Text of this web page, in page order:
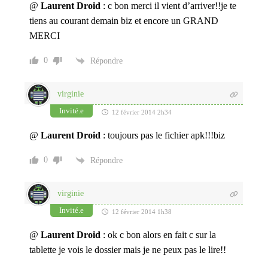
@ Laurent Droid : c bon merci il vient d’arriver!!je te
tiens au courant demain biz et encore un GRAND
MERCI
0 Répondre
virginie
Invité.e
12 février 2014 2h34
@ Laurent Droid : toujours pas le fichier apk!!!biz
0 Répondre
virginie
Invité.e
12 février 2014 1h38
@ Laurent Droid : ok c bon alors en fait c sur la
tablette je vois le dossier mais je ne peux pas le lire!!